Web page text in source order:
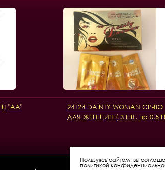
"AA"
24124 DAINTY WOMAN СР-ВО
ДЛЯ ЖЕНЩИН ( 3 ШТ. по 0.5
Пользуясь сайтом, вы
политикой